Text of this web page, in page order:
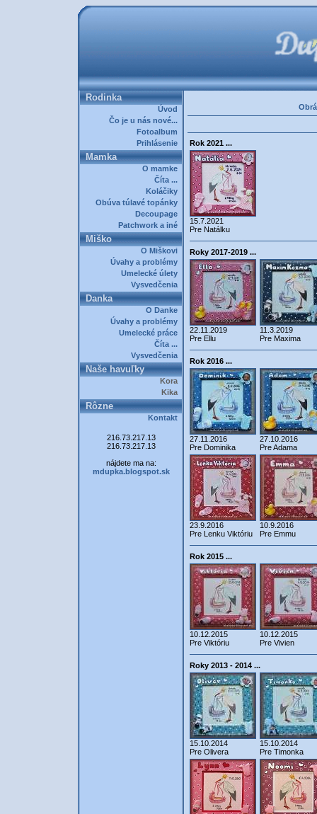
Rodinka
Úvod
Čo je u nás nové...
Fotoalbum
Prihlásenie
Mamka
O mamke
Číta ...
Koláčiky
Obúva túlavé topánky
Decoupage
Patchwork a iné
Miško
O Miškovi
Úvahy a problémy
Umelecké úlety
Vysvedčenia
Danka
O Danke
Úvahy a problémy
Umelecké práce
Číta ...
Vysvedčenia
Naše havuľky
Kora
Kika
Rôzne
Kontakt
216.73.217.13
216.73.217.13
nájdete ma na:
mdupka.blogspot.sk
Rok 2021 ...
15.7.2021
Pre Natálku
Roky 2017-2019 ...
22.11.2019
Pre Ellu
11.3.2019
Pre Maxima
Rok 2016 ...
27.11.2016
Pre Dominika
27.10.2016
Pre Adama
23.9.2016
Pre Lenku Viktóriu
10.9.2016
Pre Emmu
Rok 2015 ...
10.12.2015
Pre Viktóriu
10.12.2015
Pre Vivien
Roky 2013 - 2014 ...
15.10.2014
Pre Olivera
15.10.2014
Pre Timonka